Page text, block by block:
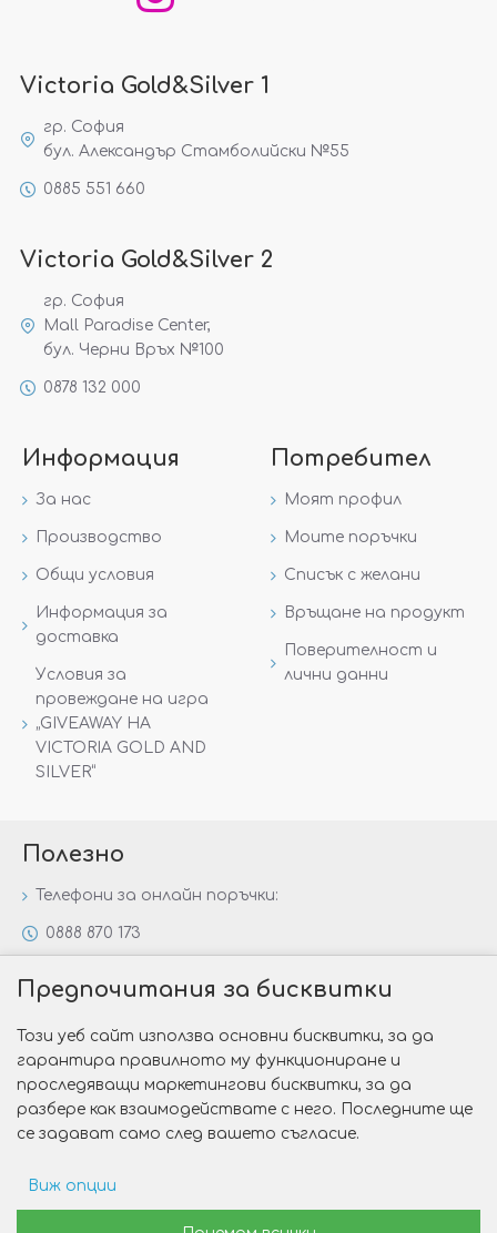
Victoria Gold&Silver 1
гр. София
бул. Александър Стамболийски №55
0885 551 660
Victoria Gold&Silver 2
гр. София
Mall Paradise Center,
бул. Черни Връх №100
0878 132 000
Информация
За нас
Производство
Общи условия
Информация за
доставка
Условия за
провеждане на игра
„GIVEAWAY НА
VICTORIA GOLD AND
SILVER“
Потребител
Моят профил
Моите поръчки
Списък с желани
Връщане на продукт
Поверителност и
лични данни
Полезно
Телефони за онлайн поръчки:
0888 870 173
Специални предложения
Защо да изберете Victoria Gold&Silver?
Как да изберем годежен пръстен?
Предпочитания за бисквитки
Този уеб сайт използва основни бисквитки, за да
гарантира правилното му функциониране и
проследяващи маркетингови бисквитки, за да
разбере как взаимодействате с него. Последните ще
се задават само след вашето съгласие.
Виж опции